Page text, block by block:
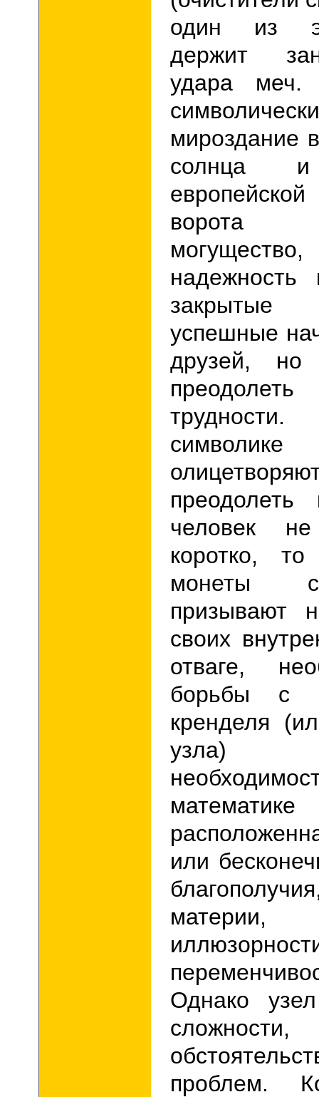
один из
держит
удара меч.
мироздание
солнца
ворота
могущество,
надежность
закрытые
успешные
друзей, но
человек
коротко,
монеты
призывают
своих
отваге,
борьбы
кренделя
узла)
математике
или
Однако
сложности,
проблем.